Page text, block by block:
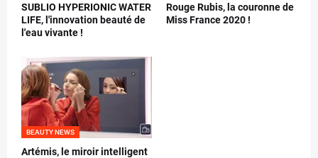
SUBLIO HYPERIONIC WATER
LIFE, l'innovation beauté de
l'eau vivante !
Rouge Rubis, la couronne de
Miss France 2020 !
BEAUTY NEWS
Artémis, le miroir intelligent